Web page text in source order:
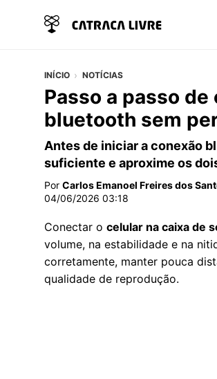
INÍCIO NOTÍCIAS
Passo a passo
bluetooth sem
Antes de iniciar a conexão
suficiente e aproxime os
Por Carlos Emanoel Freires dos
04/06/2026 03:18
Conectar o celular na caixa de
volume, na estabilidade e na
corretamente, manter pouca
qualidade de reprodução.